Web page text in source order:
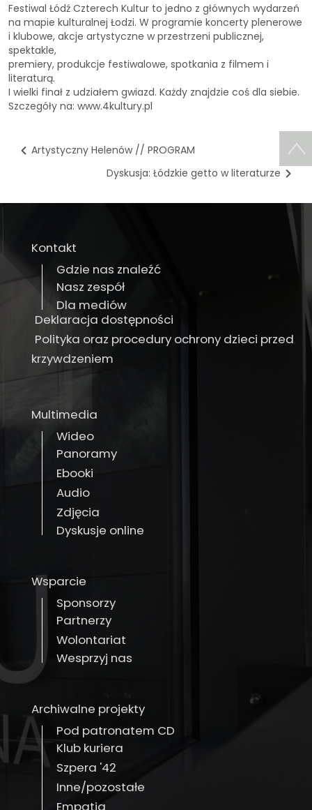
Festiwal Łódź Czterech Kultur to jedno z głównych wydarzeń
na mapie kulturalnej Łodzi. W programie koncerty plenerowe
i klubowe, akcje artystyczne w przestrzeni publicznej,
spektakle,
premiery, produkcje festiwalowe, spotkania z filmem i
literaturą.
I wielki finał z udziałem gwiazd. Każdy znajdzie coś dla siebie.
Szczegóły na: www.4kultury.pl
Artystyczny Helenów // PROGRAM
Dyskusja: Łódzkie getto w literaturze
Kontakt
Gdzie nas znaleźć
Nasz zespół
Dla mediów
Deklaracja dostępności
Polityka oraz procedury ochrony dzieci przed
krzywdzeniem
Multimedia
Wideo
Panoramy
Ebooki
Audio
Zdjęcia
Dyskusje online
Wsparcie
Sponsorzy
Partnerzy
Wolontariat
Wesprzyj nas
Archiwalne projekty
Pod patronatem CD
Klub kuriera
Szpera '42
Inne/pozostałe
Empatia